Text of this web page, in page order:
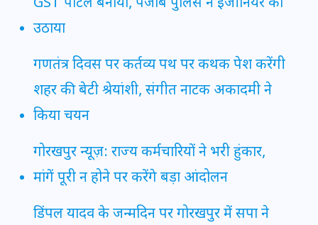
उठाया
गणतंत्र दिवस पर कर्तव्य पथ पर कथक पेश करेंगी
शहर की बेटी श्रेयांशी, संगीत नाटक अकादमी ने
किया चयन
गोरखपुर न्यूज़: राज्य कर्मचारियों ने भरी हुंकार,
मांगें पूरी न होने पर करेंगे बड़ा आंदोलन
डिंपल यादव के जन्मदिन पर गोरखपुर में सपा ने